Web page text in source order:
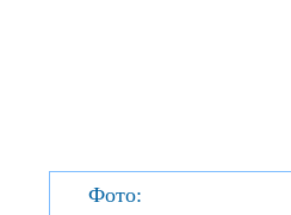
Фото: